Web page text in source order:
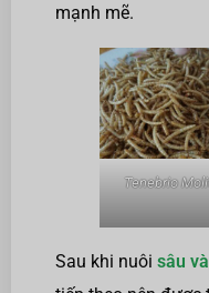
mạnh mẽ.
Tenebrio
Sau khi nuôi sâu